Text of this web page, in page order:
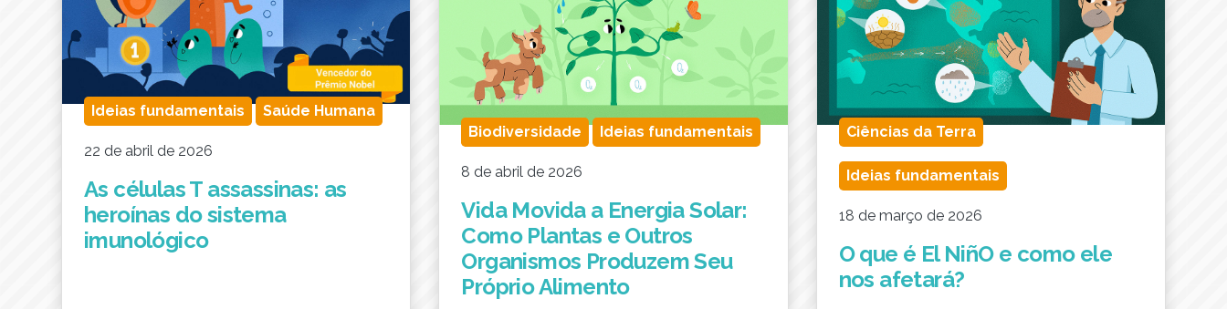
Ideias fundamentais Saúde Humana
22 de abril de 2026
As células T assassinas: as
heroínas do sistema
imunológico
Biodiversidade Ideias fundamentais
8 de abril de 2026
Vida Movida a Energia Solar:
Como Plantas e Outros
Organismos Produzem Seu
Próprio Alimento
Ciências da Terra
Ideias fundamentais
18 de março de 2026
O que é El NiñO e como ele
nos afetará?